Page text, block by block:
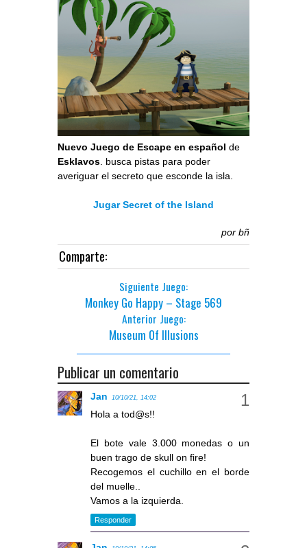
Nuevo Juego de Escape en español de
Esklavos . busca pistas para poder
averiguar el secreto que esconde la isla.
Jugar Secret of the Island
por bñ
Comparte:
Siguiente Juego:
Monkey Go Happy – Stage 569
Anterior Juego:
Museum Of Illusions
Publicar un comentario
Jan 10/10/21, 14:02
Hola a tod@s!!
El bote vale 3.000 monedas o un
buen trago de skull on fire!
Recogemos el cuchillo en el borde
del muelle..
Vamos a la izquierda.
Responder